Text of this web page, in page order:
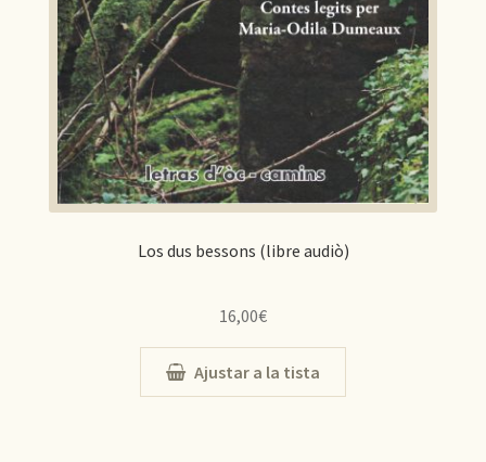
Los dus bessons (libre audiò)
16,00€
Ajustar a la tista